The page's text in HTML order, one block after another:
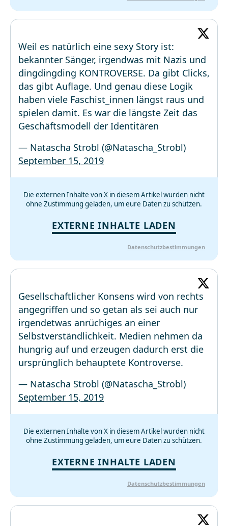
Weil es natürlich eine sexy Story ist:
bekannter Sänger, irgendwas mit Nazis und
dingdingding KONTROVERSE. Da gibt Clicks,
das gibt Auflage. Und genau diese Logik
haben viele Faschist_innen längst raus und
spielen damit. Es war die längste Zeit das
Geschäftsmodell der Identitären
— Natascha Strobl (@Natascha_Strobl)
September 15, 2019
Die externen Inhalte von X in diesem Artikel wurden nicht
ohne Zustimmung geladen, um eure Daten zu schützen.
EXTERNE INHALTE LADEN
Datenschutzbestimmungen
Gesellschaftlicher Konsens wird von rechts
angegriffen und so getan als sei auch nur
irgendetwas anrüchiges an einer
Selbstverständlichkeit. Medien nehmen da
hungrig auf und erzeugen dadurch erst die
ursprünglich behauptete Kontroverse.
— Natascha Strobl (@Natascha_Strobl)
September 15, 2019
Die externen Inhalte von X in diesem Artikel wurden nicht
ohne Zustimmung geladen, um eure Daten zu schützen.
EXTERNE INHALTE LADEN
Datenschutzbestimmungen